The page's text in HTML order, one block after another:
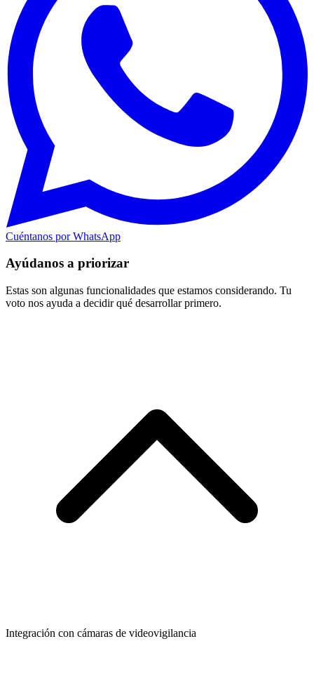
Cuéntanos por WhatsApp
Ayúdanos a priorizar
Estas son algunas funcionalidades que estamos considerando. Tu
voto nos ayuda a decidir qué desarrollar primero.
Integración con cámaras de videovigilancia